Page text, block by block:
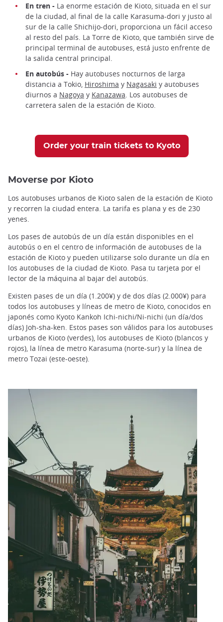
En tren - La enorme estación de Kioto, situada en el sur
de la ciudad, al final de la calle Karasuma-dori y justo al
sur de la calle Shichijo-dori, proporciona un fácil acceso
al resto del país. La Torre de Kioto, que también sirve de
principal terminal de autobuses, está justo enfrente de
la salida central principal.
En autobús - Hay autobuses nocturnos de larga
distancia a Tokio, Hiroshima y Nagasaki y autobuses
diurnos a Nagoya y Kanazawa . Los autobuses de
carretera salen de la estación de Kioto.
Order your train tickets to Kyoto
Moverse por Kioto
Los autobuses urbanos de Kioto salen de la estación de Kioto
y recorren la ciudad entera. La tarifa es plana y es de 230
yenes.
Los pases de autobús de un día están disponibles en el
autobús o en el centro de información de autobuses de la
estación de Kioto y pueden utilizarse solo durante un día en
los autobuses de la ciudad de Kioto. Pasa tu tarjeta por el
lector de la máquina al bajar del autobús.
Existen pases de un día (1.200¥) y de dos días (2.000¥) para
todos los autobuses y líneas de metro de Kioto, conocidos en
japonés como Kyoto Kankoh Ichi-nichi/Ni-nichi (un día/dos
días) Joh-sha-ken. Estos pases son válidos para los autobuses
urbanos de Kioto (verdes), los autobuses de Kioto (blancos y
rojos), la línea de metro Karasuma (norte-sur) y la línea de
metro Tozai (este-oeste).